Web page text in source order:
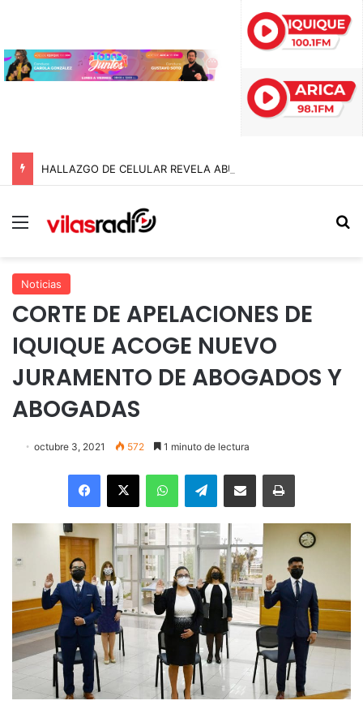
Menú
Noticias
CORTE DE APELACIONES DE
IQUIQUE ACOGE NUEVO
JURAMENTO DE ABOGADOS Y
ABOGADAS
octubre 3, 2021 572 1 minuto de lectura
Facebook
X WhatsAppTelegramEnviar vía email Imprimir